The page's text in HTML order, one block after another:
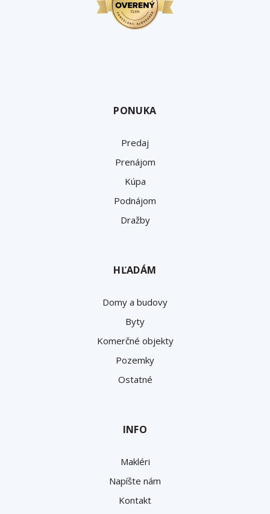
PONUKA
Predaj
Prenájom
Kúpa
Podnájom
Dražby
HĽADÁM
Domy a budovy
Byty
Komerčné objekty
Pozemky
Ostatné
INFO
Makléri
Napíšte nám
Kontakt